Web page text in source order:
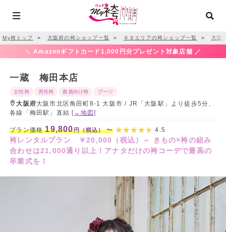
My袴トップ ＞ 大阪府の袴ショップ一覧 ＞ キタエリアの袴ショップ一覧 ＞ 大阪
＼ Amazonギフトカード1,000円分プレゼント対象店舗 ／
一蔵 梅田本店
女性袴 男性袴 教員向け袴 ブーツ
大阪府大阪市北区角田町8-1 大阪市 / JR「大阪駅」より徒歩5分、
各線「梅田駅」直結[→地図]
プラン価格19,800円（税込）〜 4.5
袴レンタルプラン ￥20,000（税込）～ きもの×袴の組み
合わせは21,000通り以上！アナタだけの袴コーデで最高の
卒業式を！